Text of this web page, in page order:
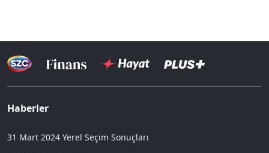
Haberler
31 Mart 2024 Yerel Seçim Sonuçları